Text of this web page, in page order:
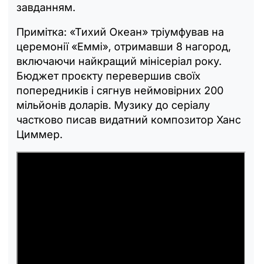
завданням.
Примітка: «Тихий Океан» тріумфував на
церемонії «Еммі», отримавши 8 нагород,
включаючи найкращий мінісеріал року.
Бюджет проєкту перевершив своїх
попередників і сягнув неймовірних 200
мільйонів доларів. Музику до серіалу
частково писав видатний композитор Ханс
Циммер.